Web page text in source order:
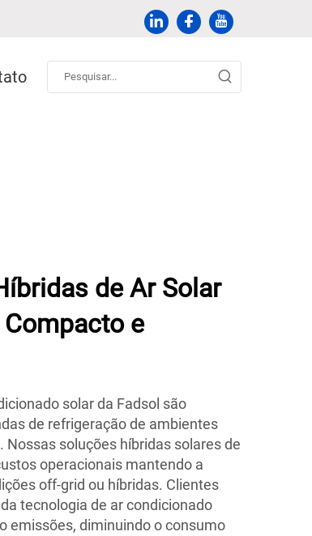
de Ar Solar
e
solar da Fadsol são
de refrigeração de ambientes
soluções híbridas solares de
operacionais mantendo a
off-grid ou híbridas. Clientes
tecnologia de ar condicionado
emissões, diminuindo o consumo